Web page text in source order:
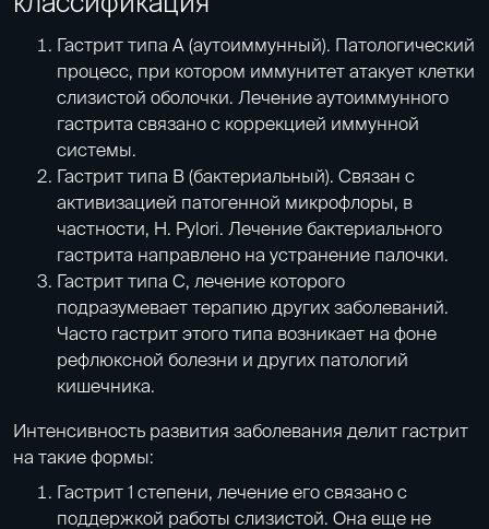
Гастрит типа А (аутоиммунный). Патологический
процесс, при котором иммунитет атакует клетки
слизистой оболочки. Лечение аутоиммунного
гастрита связано с коррекцией иммунной
системы.
Гастрит типа В (бактериальный). Связан с
активизацией патогенной микрофлоры, в
частности, H. Pylori. Лечение бактериального
гастрита направлено на устранение палочки.
Гастрит типа С, лечение которого
подразумевает терапию других заболеваний.
Часто гастрит этого типа возникает на фоне
рефлюксной болезни и других патологий
кишечника.
Интенсивность развития заболевания делит гастрит
на такие формы:
Гастрит 1 степени, лечение его связано с
поддержкой работы слизистой. Она еще не